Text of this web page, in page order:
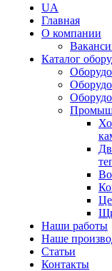
UA
Главная
О компании
Каталог
Наши работы
Наше
Статьи
Контакты